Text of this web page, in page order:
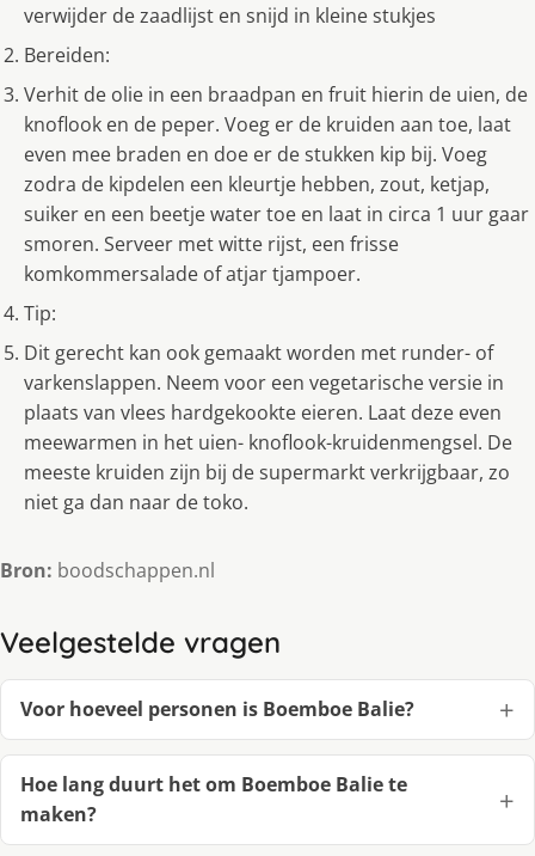
verwijder de zaadlijst en snijd in kleine stukjes
Bereiden:
Verhit de olie in een braadpan en fruit hierin de uien, de
knoflook en de peper. Voeg er de kruiden aan toe, laat
even mee braden en doe er de stukken kip bij. Voeg
zodra de kipdelen een kleurtje hebben, zout, ketjap,
suiker en een beetje water toe en laat in circa 1 uur gaar
smoren. Serveer met witte rijst, een frisse
komkommersalade of atjar tjampoer.
Tip:
Dit gerecht kan ook gemaakt worden met runder- of
varkenslappen. Neem voor een vegetarische versie in
plaats van vlees hardgekookte eieren. Laat deze even
meewarmen in het uien- knoflook-kruidenmengsel. De
meeste kruiden zijn bij de supermarkt verkrijgbaar, zo
niet ga dan naar de toko.
Bron: boodschappen.nl
Veelgestelde vragen
Voor hoeveel personen is Boemboe Balie?
Hoe lang duurt het om Boemboe Balie te
maken?